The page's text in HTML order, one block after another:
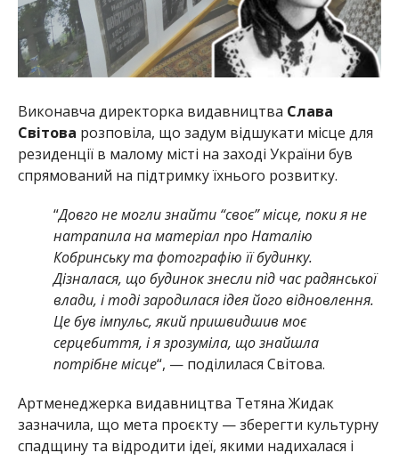
Виконавча директорка видавництва Слава
Світова розповіла, що задум відшукати місце для
резиденції в малому місті на заході України був
спрямований на підтримку їхнього розвитку.
“Довго не могли знайти “своє” місце, поки я не
натрапила на матеріал про Наталію
Кобринську та фотографію її будинку.
Дізналася, що будинок знесли під час радянської
влади, і тоді зародилася ідея його відновлення.
Це був імпульс, який пришвидшив моє
серцебиття, і я зрозуміла, що знайшла
потрібне місце“, — поділилася Світова.
Артменеджерка видавництва Тетяна Жидак
зазначила, що мета проєкту — зберегти культурну
спадщину та відродити ідеї, якими надихалася і